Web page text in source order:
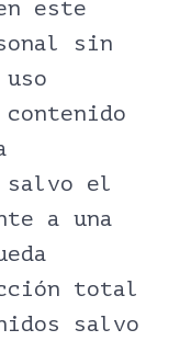
este
sin
salvo el
a una
total
salvo